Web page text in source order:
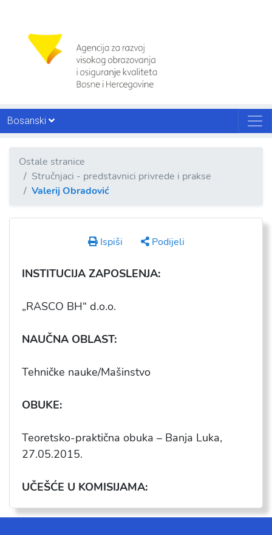
Bosanski
Ostale stranice
Stručnjaci - predstavnici privrede i prakse
Valerij Obradović
Ispiši Podijeli
INSTITUCIJA ZAPOSLENJA:
„RASCO BH“ d.o.o.
NAUČNA OBLAST:
Tehničke nauke/Mašinstvo
OBUKE:
Teoretsko-praktična obuka – Banja Luka,
27.05.2015.
UČEŠĆE U KOMISIJAMA: